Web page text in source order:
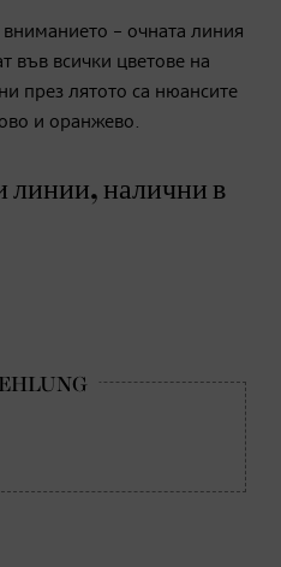
– очната линия
във всички цветове на
през лятото са нюансите
и оранжево.
линии, налични в